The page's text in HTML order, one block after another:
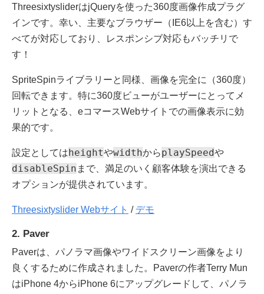
ThreesixtysliderはjQueryを使った360度画像作成プラグ
インです。幸い、主要なブラウザー（IE6以上を含む）す
べてが対応しており、レスポンシブ対応もバッチリで
す！
SpriteSpinライブラリーと同様、画像を完全に（360度）
回転できます。特に360度ビューがユーザーにとってメ
リットとなる、eコマースWebサイトでの画像表示に効
果的です。
設定としては heightやwidthからplaySpeedや
disableSpin まで、満足のいく顧客体験を演出できる
オプションが提供されています。
Threesixtyslider Webサイト / デモ
2. Paver
Paverは、パノラマ画像やワイドスクリーン画像をより
良くするために作成されました。Paverの作者Terry Mun
はiPhone 4からiPhone 6にアップグレードして、パノラ